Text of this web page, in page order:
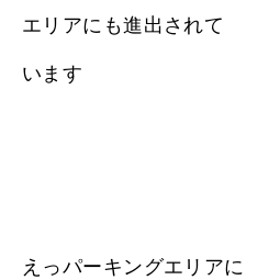
エリアにも進出されて
います
えっパーキングエリアに